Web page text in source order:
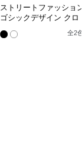
ストリートファッション
ゴシックデザイン クロ
全2色